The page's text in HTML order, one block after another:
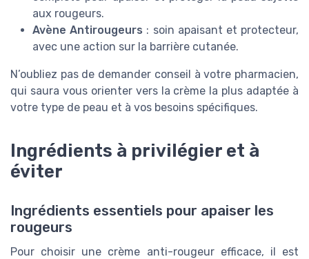
aux rougeurs.
Avène Antirougeurs : soin apaisant et protecteur,
avec une action sur la barrière cutanée.
N’oubliez pas de demander conseil à votre pharmacien,
qui saura vous orienter vers la crème la plus adaptée à
votre type de peau et à vos besoins spécifiques.
Ingrédients à privilégier et à
éviter
Ingrédients essentiels pour apaiser les
rougeurs
Pour choisir une crème anti-rougeur efficace, il est